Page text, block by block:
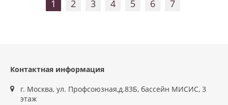
1 2 3 4 5 6 7
Контактная информация
г. Москва, ул. Профсоюзная,д.83Б, бассейн МИСИС, 3
этаж